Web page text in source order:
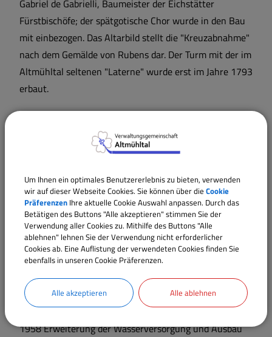
Gabriel de Gabrielli, Baumeister der Eichstätter
Fürstbischöfe; der spätgotische Chor wurde in den Bau
mit einbezogen. Das Altarbild stellt die "Kreuzabnahme"
nach dem Gemälde von Rubens dar. Der Turm mit der im
Altmühltal seltenen "Laterne" wurde erst im Jahre 1793
erbaut.
Die Kriegsnot verschonte auch das Freidorf Dittenheim
nicht; 1420 wurde das Dorf niedergebrannt. Im
Bauernkrieg 1525 nahmen Bürger von Dittenheim an
brachte Not und Elend; bei den Napoleonkriegen waren
es Truppendurchzüge und Einquartierungen.
Eine eigene Kapelle stand in dem zur politischen und
kirchlichen Gemeinde Dittenheim gehörigen Ort
Ehlheim. Nach dem Zweiten Weltkrieg konnte die
Durchführung größerer Aufgaben beginnen: Es
entstanden neue Wohngebiete, 1957 wurde die
Volksschule erweitert und ein Kindergarten erbaut;
1958 Erweiterung der Wasserversorgung und Ausbau
Um Ihnen ein optimales Benutzererlebnis zu bieten, verwenden
wir auf dieser Webseite Cookies. Sie können über die Cookie
Präferenzen Ihre aktuelle Cookie Auswahl anpassen. Durch das
Betätigen des Buttons "Alle akzeptieren" stimmen Sie der
Verwendung aller Cookies zu. Mithilfe des Buttons "Alle
ablehnen" lehnen Sie der Verwendung nicht erforderlicher
Cookies ab. Eine Auflistung der verwendeten Cookies finden Sie
ebenfalls in unseren Cookie Präferenzen.
Alle akzeptieren Alle ablehnen